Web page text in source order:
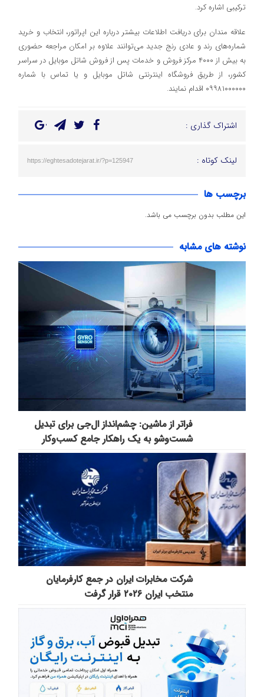
ترکیبی اشاره کرد.
علاقه مندان برای دریافت اطلاعات بیشتر درباره این اپراتور، انتخاب و خرید
شماره‌های رند و عادی رنج جدید می‌توانند علاوه بر امکان مراجعه حضوری
به بیش از ۴۰۰۰ مرکز فروش و خدمات پس از فروش شاتل موبایل در سراسر
کشور، از طریق فروشگاه اینترنتی شاتل موبایل و یا تماس با شماره
۰۹۹۸۱۰۰۰۰۰۰ اقدام نمایند.
اشتراک گذاری :
لینک کوتاه : https://eghtesadotejarat.ir/?p=125947
برچسب ها
این مطلب بدون برچسب می باشد.
نوشته های مشابه
فراتر از ماشین: چشم‌انداز ال‌جی برای تبدیل
شست‌وشو به یک راهکار جامع کسب‌وکار
شرکت مخابرات ایران در جمع کارفرمایان
منتخب ایران ۲۰۲۶ قرار گرفت